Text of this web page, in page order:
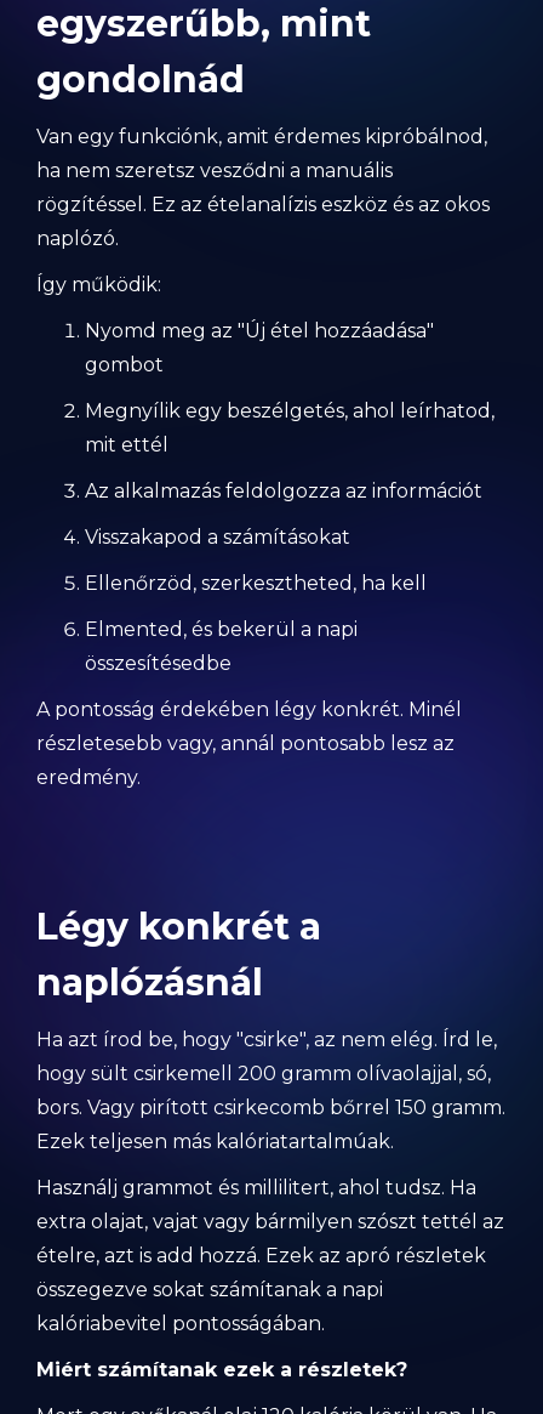
egyszerűbb, mint
gondolnád
Van egy funkciónk, amit érdemes kipróbálnod,
ha nem szeretsz vesződni a manuális
rögzítéssel. Ez az ételanalízis eszköz és az okos
naplózó.
Így működik:
Nyomd meg az "Új étel hozzáadása"
gombot
Megnyílik egy beszélgetés, ahol leírhatod,
mit ettél
Az alkalmazás feldolgozza az információt
Visszakapod a számításokat
Ellenőrzöd, szerkesztheted, ha kell
Elmented, és bekerül a napi
összesítésedbe
A pontosság érdekében légy konkrét. Minél
részletesebb vagy, annál pontosabb lesz az
eredmény.
Légy konkrét a
naplózásnál
Ha azt írod be, hogy "csirke", az nem elég. Írd le,
hogy sült csirkemell 200 gramm olívaolajjal, só,
bors. Vagy pirított csirkecomb bőrrel 150 gramm.
Ezek teljesen más kalóriatartalmúak.
Használj grammot és millilitert, ahol tudsz. Ha
extra olajat, vajat vagy bármilyen szószt tettél az
ételre, azt is add hozzá. Ezek az apró részletek
összegezve sokat számítanak a napi
kalóriabevitel pontosságában.
Miért számítanak ezek a részletek?